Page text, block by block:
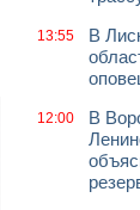
13:55
В
12:00
В